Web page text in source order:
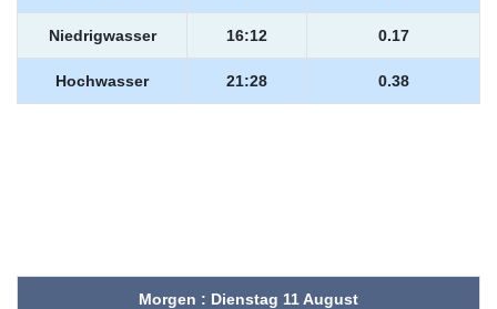
Niedrigwasser 16:12 0.17
Hochwasser 21:28 0.38
Morgen : Dienstag 11 August